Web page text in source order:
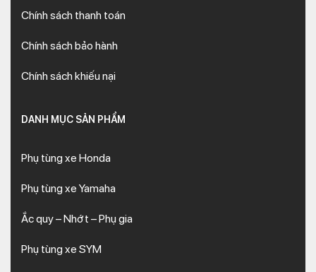
Chính sách thanh toán
Chính sách bảo hành
Chính sách khiếu nại
DANH MỤC SẢN PHẨM
Phụ tùng xe Honda
Phụ tùng xe Yamaha
Ắc quy – Nhớt – Phụ gia
Phụ tùng xe SYM